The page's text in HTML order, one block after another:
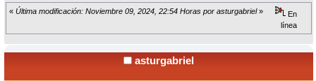
« Última modificación: Noviembre 09, 2024, 22:54 Horas por asturgabriel»
En
línea
asturgabriel